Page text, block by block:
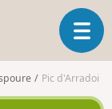
O
u
Pic d'Arradoi